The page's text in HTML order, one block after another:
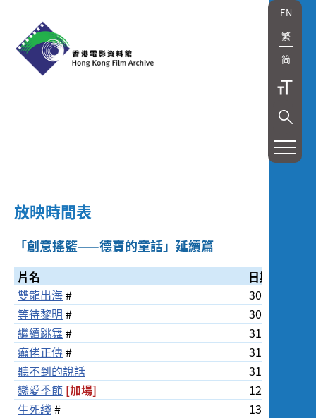
EN
繁
简
放
映
Exhibition
and
Screening
放映時間表
「創意搖籃——德寶的童話」延續篇
片名
日期
雙龍出海#
30/7/2022（
等待黎明 #
30/7/2022（
繼續跳舞#
31/7/2022（
癲佬正傳#
31/7/2022（
聽不到的說話
31/7/2022（
戀愛季節 [加場]
12/8/2022（
生死綫#
13/8/2022（